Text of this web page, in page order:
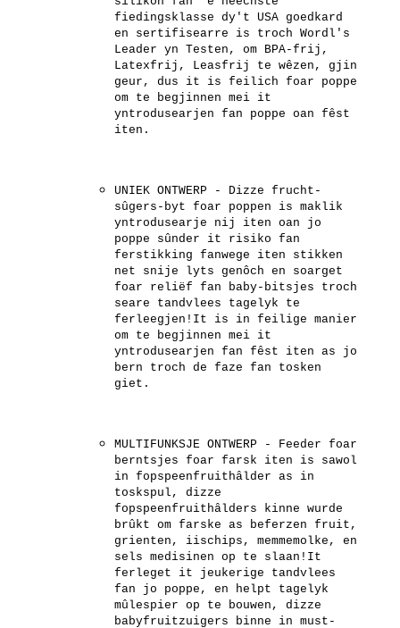
fiedingsklasse dy't USA goedkard
en sertifisearre is troch Wordl's
Leader yn Testen, om BPA-frij,
Latexfrij, Leasfrij te wêzen, gjin
geur, dus it is feilich foar poppe
om te begjinnen mei it
yntrodusearjen fan poppe oan fêst
iten.
UNIEK ONTWERP - Dizze frucht-
sûgers-byt foar poppen is maklik
yntrodusearje nij iten oan jo
poppe sûnder it risiko fan
ferstikking fanwege iten stikken
net snije lyts genôch en soarget
foar reliëf fan baby-bitsjes troch
seare tandvlees tagelyk te
ferleegjen!It is in feilige manier
om te begjinnen mei it
yntrodusearjen fan fêst iten as jo
bern troch de faze fan tosken
giet.
MULTIFUNKSJE ONTWERP - Feeder foar
berntsjes foar farsk iten is sawol
in fopspeenfruithâlder as in
toskspul, dizze
fopspeenfruithâlders kinne wurde
brûkt om farske as beferzen fruit,
grienten, iischips, memmemolke, en
sels medisinen op te slaan!It
ferleget it jeukerige tandvlees
fan jo poppe, en helpt tagelyk
mûlespier op te bouwen, dizze
babyfruitzuigers binne in must-